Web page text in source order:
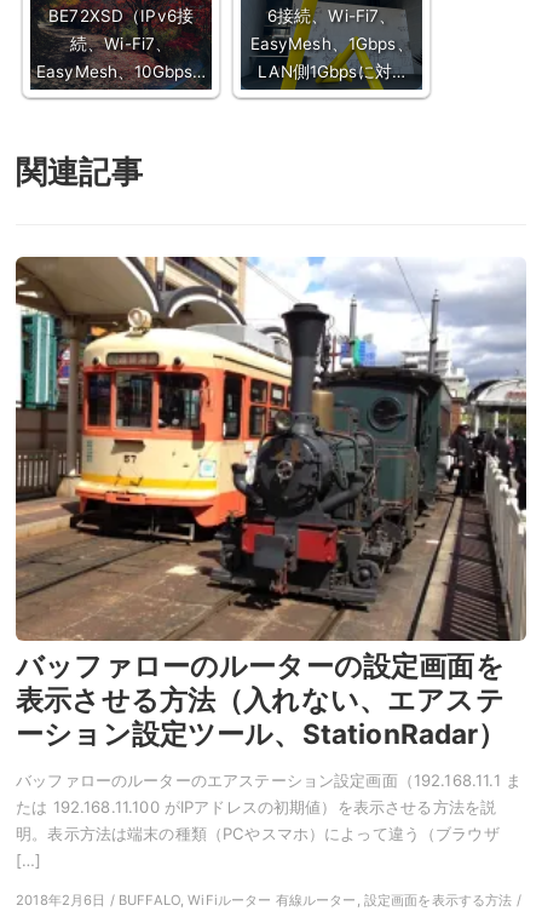
BE72XSD（IPv6接
続、Wi-Fi7、
EasyMesh、10Gbps…
6接続、Wi-Fi7、
EasyMesh、1Gbps、
LAN側1Gbpsに対…
関連記事
バッファローのルーターの設定画面を
表示させる方法（入れない、エアステ
ーション設定ツール、StationRadar）
バッファローのルーターのエアステーション設定画面（192.168.11.1 ま
たは 192.168.11.100 がIPアドレスの初期値）を表示させる方法を説
明。表示方法は端末の種類（PCやスマホ）によって違う（ブラウザ
[…]
2018年2月6日 / BUFFALO, WiFiルーター 有線ルーター, 設定画面を表示する方法 /